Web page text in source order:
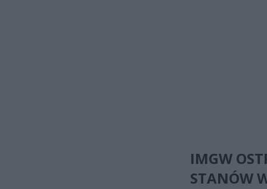
IMGW
STANÓW